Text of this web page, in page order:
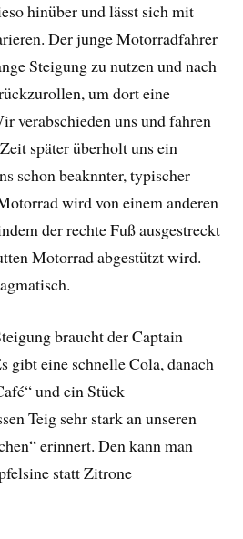
hinüber und lässt sich mit
Der junge Motorradfahrer
Steigung zu nutzen und nach
um dort eine
verabschieden uns und fahren
später überholt uns ein
schon beaknnter, typischer
wird von einem anderen
der rechte Fuß ausgestreckt
Motorrad abgestützt wird.
braucht der Captain
gibt eine schnelle Cola, danach
und ein Stück
Teig sehr stark an unseren
erinnert. Den kann man
statt Zitrone